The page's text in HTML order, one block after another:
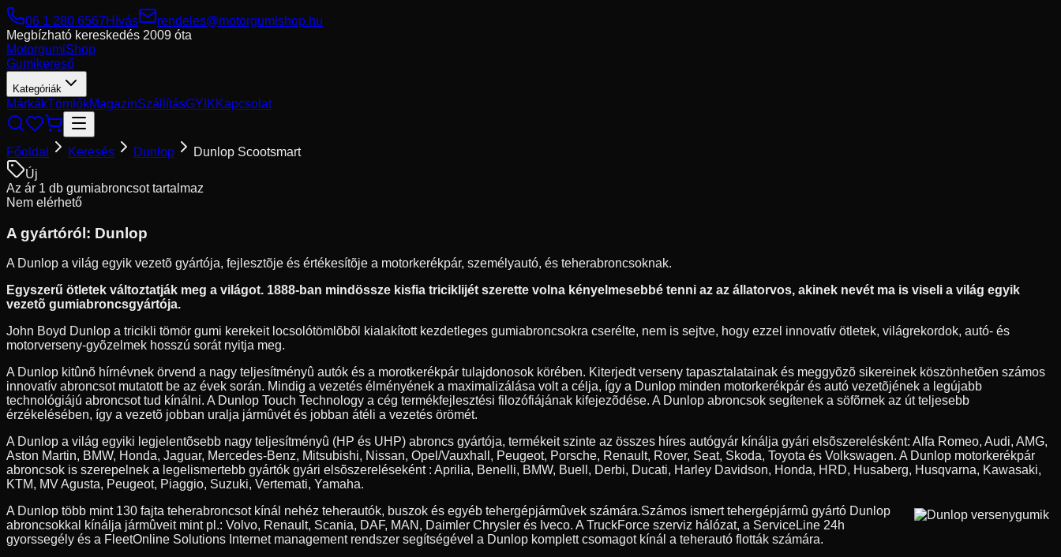
06 1 280 6567Hívás
rendeles@motorgumishop.hu
Megbízható kereskedés 2009 óta
MotorgumiShop
Gumikereső
Kategóriák
MárkákTömlőkMagazinSzállításGYIKKapcsolat
Főoldal Keresés Dunlop
Dunlop Scootsmart
Új
Az ár 1 db gumiabroncsot tartalmaz
Nem elérhető
A gyártóról: Dunlop
A Dunlop a világ egyik vezetõ gyártója, fejlesztõje és értékesítõje a motorkerékpár, személyautó, és teherabroncsoknak.
Egyszerű ötletek változtatják meg a világot. 1888-ban mindössze kisfia triciklijét szerette volna kényelmesebbé tenni az az állatorvos, akinek nevét ma is viseli a világ egyik
vezetõ gumiabroncsgyártója.
John Boyd Dunlop a tricikli tömör gumi kerekeit locsolótömlõbõl kialakított kezdetleges gumiabroncsokra cserélte, nem is sejtve, hogy ezzel innovatív ötletek, világrekordok, autó- és
motorverseny-gyõzelmek hosszú sorát nyitja meg.
A Dunlop kitûnõ hírnévnek örvend a nagy teljesítményû autók és a morotkerékpár tulajdonosok körében. Kiterjedt verseny tapasztalatainak és meggyõzõ sikereinek köszönhetõen számos
innovatív abroncsot mutatott be az évek során. Mindig a vezetés élményének a maximalizálása volt a célja, így a Dunlop minden motorkerékpár és autó vezetõjének a legújabb
technológiájú abroncsot tud kínálni. A Dunlop Touch Technology a cég termékfejlesztési filozófiájának kifejezõdése. A Dunlop abroncsok segítenek a söfõrnek az út teljesebb
érzékelésében, így a vezetõ jobban uralja jármûvét és jobban átéli a vezetés örömét.
A Dunlop a világ egyiki legjelentõsebb nagy teljesítményû (HP és UHP) abroncs gyártója, termékeit szinte az összes híres autógyár kínálja gyári elsõszerelésként: Alfa Romeo, Audi, AMG,
Aston Martin, BMW, Honda, Jaguar, Mercedes-Benz, Mitsubishi, Nissan, Opel/Vauxhall, Peugeot, Porsche, Renault, Rover, Seat, Skoda, Toyota és Volkswagen. A Dunlop motorkerékpár
abroncsok is szerepelnek a legelismertebb gyártók gyári elsõszereléseként : Aprilia, Benelli, BMW, Buell, Derbi, Ducati, Harley Davidson, Honda, HRD, Husaberg, Husqvarna, Kawasaki,
KTM, MV Agusta, Peugeot, Piaggio, Suzuki, Vertemati, Yamaha.
A Dunlop több mint 130 fajta teherabroncsot kínál nehéz teherautók, buszok és egyéb tehergépjármûvek számára.Számos ismert tehergépjármû gyártó Dunlop
abroncsokkal kínálja jármûveit mint pl.: Volvo, Renault, Scania, DAF, MAN, Daimler Chrysler és Iveco. A TruckForce szerviz hálózat, a ServiceLine 24h
gyorssegély és a FleetOnline Solutions Internet management rendszer segítségével a Dunlop komplett csomagot kínál a teherautó flották számára.